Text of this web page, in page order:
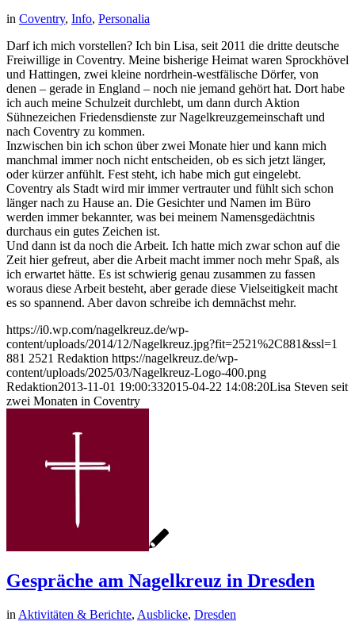
in Coventry, Info, Personalia
Darf ich mich vorstellen? Ich bin Lisa, seit 2011 die dritte deutsche
Freiwillige in Coventry. Meine bisherige Heimat waren Sprockhövel
und Hattingen, zwei kleine nordrhein-westfälische Dörfer, von
denen – gerade in England – noch nie jemand gehört hat. Dort habe
ich auch meine Schulzeit durchlebt, um dann durch Aktion
Sühnezeichen Friedensdienste zur Nagelkreuzgemeinschaft und
nach Coventry zu kommen.
Inzwischen bin ich schon über zwei Monate hier und kann mich
manchmal immer noch nicht entscheiden, ob es sich jetzt länger,
oder kürzer anfühlt. Fest steht, ich habe mich gut eingelebt.
Coventry als Stadt wird mir immer vertrauter und fühlt sich schon
länger nach zu Hause an. Die Gesichter und Namen im Büro
werden immer bekannter, was bei meinem Namensgedächtnis
durchaus ein gutes Zeichen ist.
Und dann ist da noch die Arbeit. Ich hatte mich zwar schon auf die
Zeit hier gefreut, aber die Arbeit macht immer noch mehr Spaß, als
ich erwartet hätte. Es ist schwierig genau zusammen zu fassen
woraus diese Arbeit besteht, aber gerade diese Vielseitigkeit macht
es so spannend. Aber davon schreibe ich demnächst mehr.
https://i0.wp.com/nagelkreuz.de/wp-
content/uploads/2014/12/Nagelkreuz.jpg?fit=2521%2C881&ssl=1
881 2521 Redaktion https://nagelkreuz.de/wp-
content/uploads/2025/03/Nagelkreuz-Logo-400.png
Redaktion2013-11-01 19:00:332015-04-22 14:08:20Lisa Steven seit
zwei Monaten in Coventry
Gespräche am Nagelkreuz in Dresden
in Aktivitäten & Berichte, Ausblicke, Dresden